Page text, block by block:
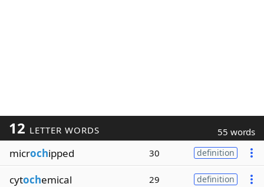
12 LETTER WORDS 55 words
microchipped 30 definition
cytochemical 29 definition